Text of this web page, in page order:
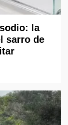
la
sarro de